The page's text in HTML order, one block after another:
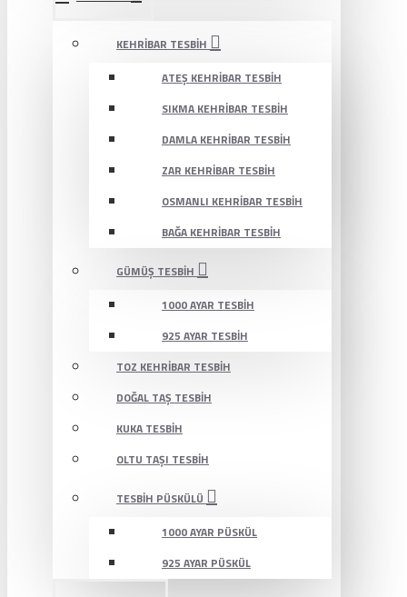
KEHRIBAR TESBIH
ATEŞ KEHRIBAR TESBIH
SIKMA KEHRIBAR TESBIH
DAMLA KEHRIBAR TESBIH
ZAR KEHRIBAR TESBIH
OSMANLI KEHRIBAR TESBIH
BAĞA KEHRIBAR TESBIH
GÜMÜŞ TESBIH
1000 AYAR TESBIH
925 AYAR TESBIH
TOZ KEHRIBAR TESBIH
DOĞAL TAŞ TESBIH
KUKA TESBIH
OLTU TAŞI TESBIH
TESBIH PÜSKÜLÜ
1000 AYAR PÜSKÜL
925 AYAR PÜSKÜL